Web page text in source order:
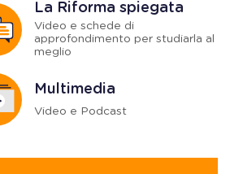
La Riforma spiegata
Video e schede di
approfondimento per studiarla al
meglio
Multimedia
Video e Podcast